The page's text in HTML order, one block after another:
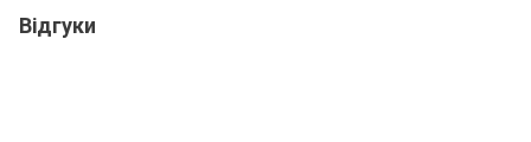
Відгуки